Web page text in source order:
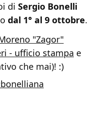
di Sergio Bonelli
dal 1° al 9 ottobre.
"Zagor"
- ufficio stampa e
che mai)! :)